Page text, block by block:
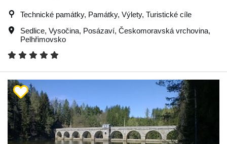
Technické památky, Památky, Výlety, Turistické cíle
Sedlice, Vysočina, Posázaví, Českomoravská vrchovina,
Pelhřimovsko